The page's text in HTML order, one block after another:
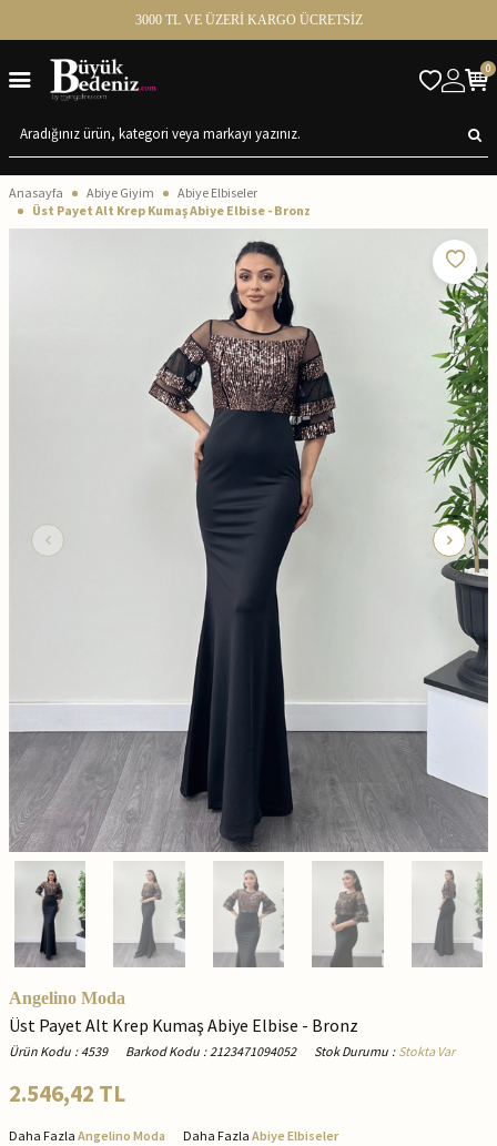
3000 TL VE ÜZERİ KARGO ÜCRETSİZ
0
Anasayfa Abiye Giyim
Abiye Elbiseler
Üst Payet Alt Krep Kumaş Abiye Elbise - Bronz
Angelino Moda
Üst Payet Alt Krep Kumaş Abiye Elbise - Bronz
Ürün Kodu : 4539 Barkod Kodu : 2123471094052 Stok Durumu : Stokta Var
2.546,42 TL
Daha Fazla Angelino Moda Daha Fazla Abiye Elbiseler